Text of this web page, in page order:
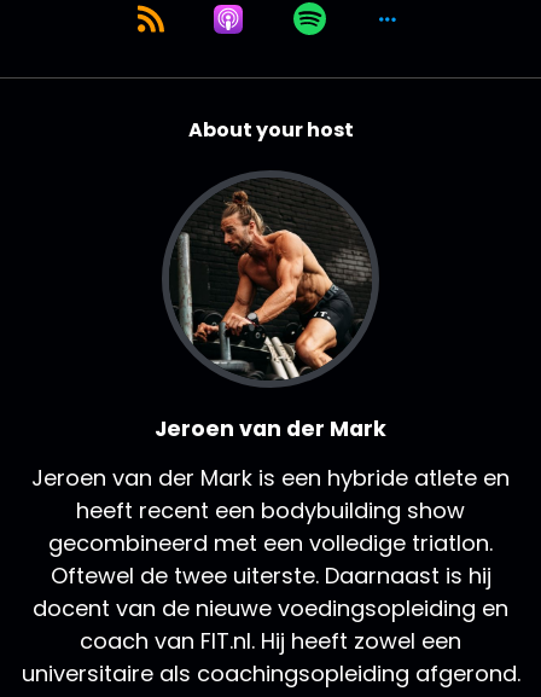
About your host
Jeroen van der Mark
Jeroen van der Mark is een hybride atlete en
heeft recent een bodybuilding show
gecombineerd met een volledige triatlon.
Oftewel de twee uiterste. Daarnaast is hij
docent van de nieuwe voedingsopleiding en
coach van FIT.nl. Hij heeft zowel een
universitaire als coachingsopleiding afgerond.